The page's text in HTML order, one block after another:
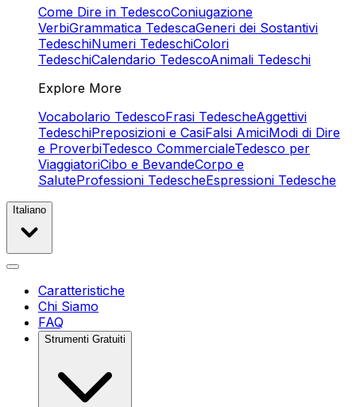
Come Dire in TedescoConiugazione
VerbiGrammatica TedescaGeneri dei Sostantivi
TedeschiNumeri TedeschiColori
TedeschiCalendario TedescoAnimali Tedeschi
Explore More
Vocabolario TedescoFrasi TedescheAggettivi
TedeschiPreposizioni e CasiFalsi AmiciModi di Dire
e ProverbiTedesco CommercialeTedesco per
ViaggiatoriCibo e BevandeCorpo e
SaluteProfessioni TedescheEspressioni Tedesche
Italiano
Caratteristiche
Chi Siamo
FAQ
Strumenti Gratuiti